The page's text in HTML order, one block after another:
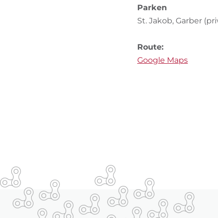
Parken
St. Jakob, Garber
Route:
Google Maps